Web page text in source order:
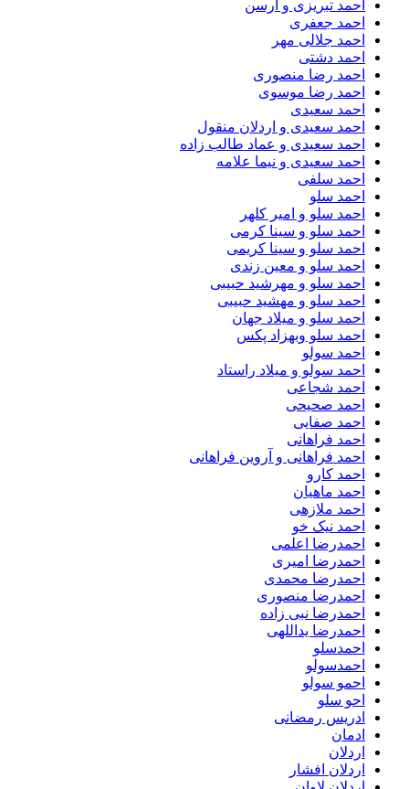
احمد تبریزی و آرسن
احمد جعفری
احمد جلالی مهر
احمد دشتی
احمد رضا منصوری
احمد رضا موسوی
احمد سعیدی
احمد سعیدی و اردلان منقول
احمد سعیدی و عماد طالب زاده
احمد سعیدی و نیما علامه
احمد سلفی
احمد سلو
احمد سلو و امیر کلهر
احمد سلو و سینا کرمی
احمد سلو و سینا کریمی
احمد سلو و معین زندی
احمد سلو و مهرشید حبیبی
احمد سلو و مهشید حبیبی
احمد سلو و میلاد جهان
احمد سلو وبهزاد پکس
احمد سولو
احمد سولو و میلاد راستاد
احمد شجاعی
احمد صحیحی
احمد صفایی
احمد فراهانی
احمد فراهانی و آروین فراهانی
احمد کارو
احمد ماهیان
احمد ملازهی
احمد نیک خو
احمدرضا اعلمی
احمدرضا امیری
احمدرضا محمدی
احمدرضا منصوری
احمدرضا نبی زاده
احمدرضا یداللهی
احمدسلو
احمدسولو
احمو سولو
احو سلو
ادریس رمضانی
ادمان
اردلان
اردلان افشار